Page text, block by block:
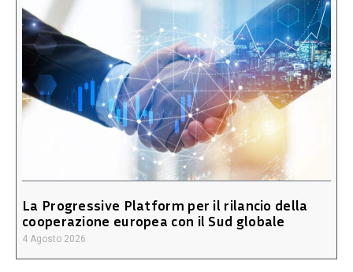
La Progressive Platform per il rilancio della
cooperazione europea con il Sud globale
4 Agosto 2026